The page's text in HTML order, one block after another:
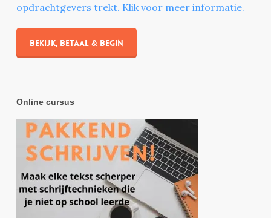
opdrachtgevers trekt. Klik voor meer informatie.
Bekijk, betaal & begin
Online cursus